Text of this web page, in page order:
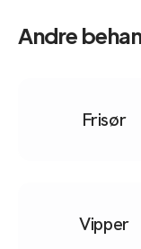
Andre
Frisør
Vipper